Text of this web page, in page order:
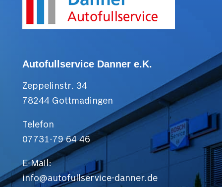
Autofullservice Danner e.K.
Zeppelinstr. 34
78244 Gottmadingen
Telefon
07731-79 64 46
E-Mail:
info@autofullservice-danner.de